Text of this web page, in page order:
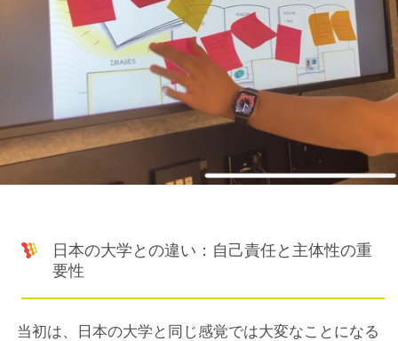
日本の大学との違い：自己責任と主体性の重
要性
当初は、日本の大学と同じ感覚では大変なことになる